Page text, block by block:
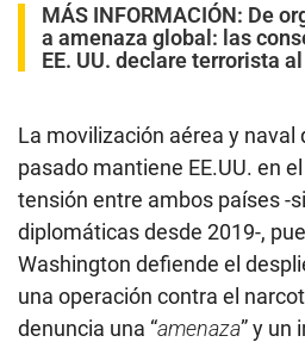
MÁS INFORMACIÓN: De
a amenaza global: las
EE. UU. declare terrorista
La movilización aérea y naval
pasado mantiene EE.UU. en
tensión entre ambos países -
diplomáticas desde 2019-,
Washington defiende el
una operación contra el
denuncia una “amenaza” y un